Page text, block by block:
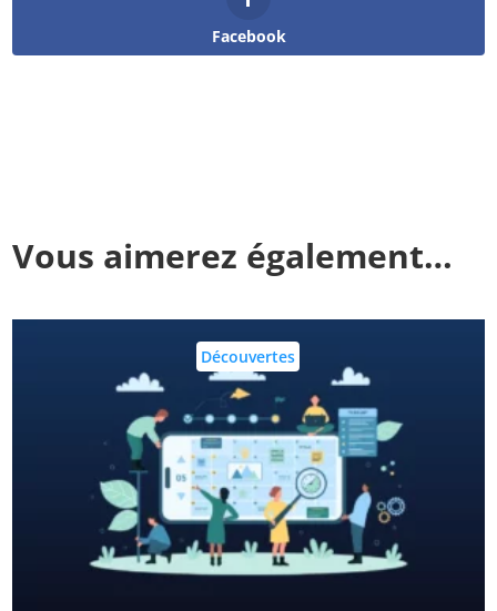
Facebook
Vous aimerez également…
Découvertes